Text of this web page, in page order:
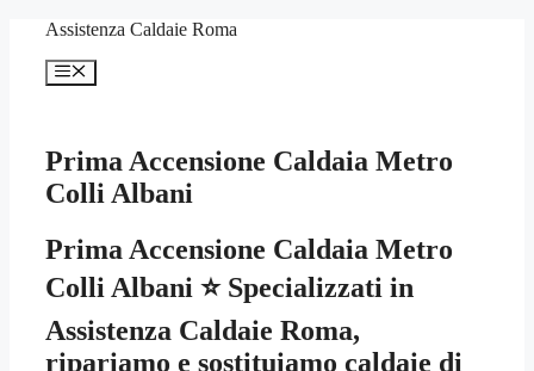
contenuto
Assistenza Caldaie Roma
Prima Accensione Caldaia Metro
Colli Albani
Prima Accensione Caldaia Metro
Colli Albani ⭐ Specializzati in
Assistenza Caldaie Roma,
ripariamo e sostituiamo caldaie di